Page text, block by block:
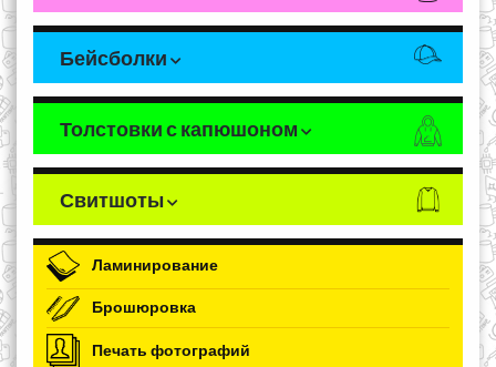
Бейсболки
Толстовки с капюшоном
Свитшоты
Ламинирование
Брошюровка
Печать фотографий